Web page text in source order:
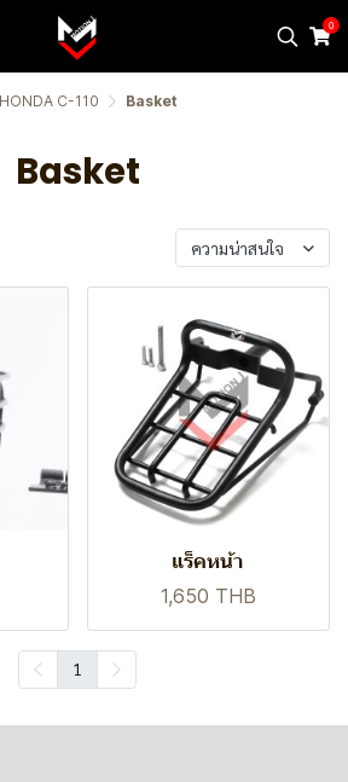
0
HONDA C-110 Basket
Basket
ความน่าสนใจ
แร็คหน้า
1,650 THB
1